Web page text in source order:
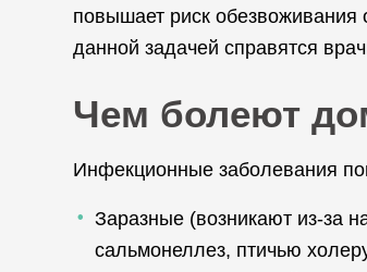
повышает риск обезвоживания
данной задачей справятся
Чем болеют
Инфекционные заболевания
Заразные (возникают из-за
сальмонеллез, птичью